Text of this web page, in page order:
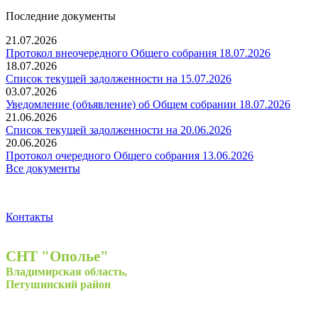
Последние документы
21.07.2026
Протокол внеочередного Общего собрания 18.07.2026
18.07.2026
Список текущей задолженности на 15.07.2026
03.07.2026
Уведомление (объявление) об Общем собрании 18.07.2026
21.06.2026
Список текущей задолженности на 20.06.2026
20.06.2026
Протокол очередного Общего собрания 13.06.2026
Все документы
Контакты
СНТ "Ополье"
Владимирская область,
Петушинский район